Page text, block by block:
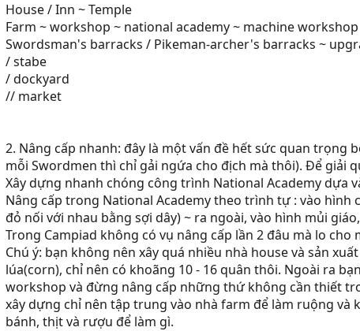
House / Inn ~ Temple
Farm ~ workshop ~ national academy ~ machine workshop
Swordsman's barracks / Pikeman-archer's barracks ~
/ stabe
/ dockyard
// market
2. Nâng cấp nhanh: đây là một vấn đề hết sức quan
mỗi Swordmen thì chỉ gải ngứa cho địch mà thôi). Để giải
Xây dựng nhanh chóng công trình National Academy dựa
Nâng cấp trong National Academy theo trình tự : vào hình
đỏ nối với nhau bằng sợi dây) ~ ra ngoài, vào hình mủi
Trong Campiad không có vụ nâng cấp lần 2 đâu mà lo
Chú ý: bạn không nên xây quá nhiều nhà house và sản
lúa(corn), chỉ nên có khoãng 10 - 16 quân thôi. Ngoài ra
workshop và đừng nâng cấp những thứ không cần thiết
xây dựng chỉ nên tập trung vào nhà farm để làm ruộng và
bánh, thịt và rượu để làm gì.